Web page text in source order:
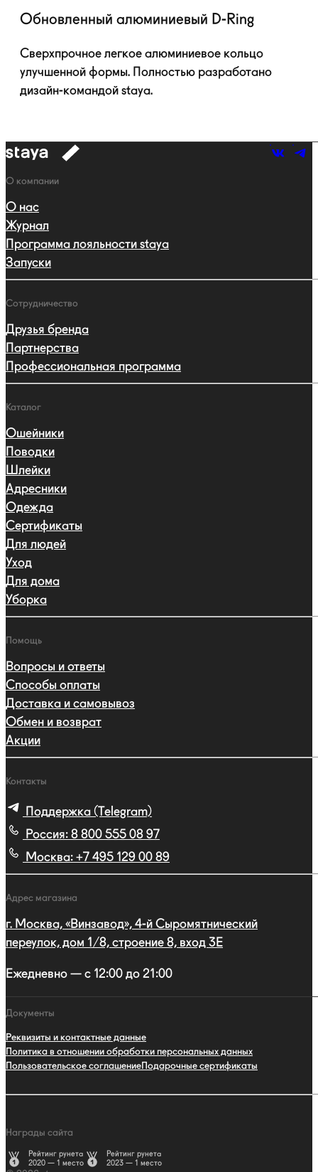
Обновленный алюминиевый D-Ring
Сверхпрочное легкое алюминиевое кольцо
улучшенной формы. Полностью разработано
дизайн-командой staya.
к
Навигация
О компании
О нас
Журнал
Программа лояльности staya
Запуски
Сотрудничество
Друзья бренда
Партнерства
Профессиональная программа
Каталог
Ошейники
Поводки
Шлейки
Адресники
Одежда
Сертификаты
Для людей
Уход
Для дома
Уборка
Помощь
Вопросы и ответы
Способы оплаты
Доставка и самовывоз
Обмен и возврат
Акции
Контакты
Поддержка (Telegram)
Россия: 8 800 555 08 97
Москва: +7 495 129 00 89
Адрес магазина
г. Москва, «Винзавод», 4-й Сыромятнический
переулок, дом 1/8, строение 8, вход 3E
Ежедневно — с 12:00 до 21:00
Документы
Реквизиты и контактные данные
Политика в отношении обработки персональных данных
Пользовательское соглашениеПодарочные сертификаты
Награды сайта
Рейтинг рунета
2020 — 1 место
Рейтинг рунета
2023 — 1 место